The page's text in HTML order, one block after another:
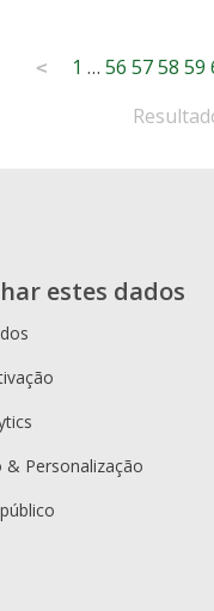
< 1 … 56 5758 59
estes dados
& Personalização